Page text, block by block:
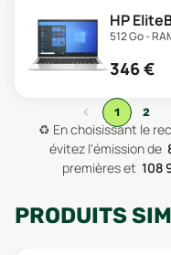
HP
512 Go -
346€
‹ 1 2
♻️ En choisissant le
évitez l'émission de
premièreset 108
PRODUITS